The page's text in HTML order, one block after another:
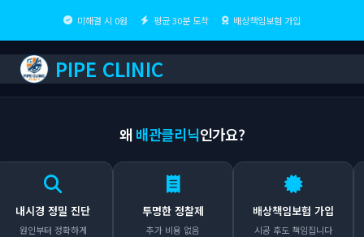
미해결 시 0원 평균 30분 도착 배상책임보험 가입
PIPE CLINIC
왜 배관클리닉인가요?
경 정밀 진단
인부터 정확하게
투명한 정찰제
추가 비용 없음
배상책임보험 가입
시공 후도 책임집니다